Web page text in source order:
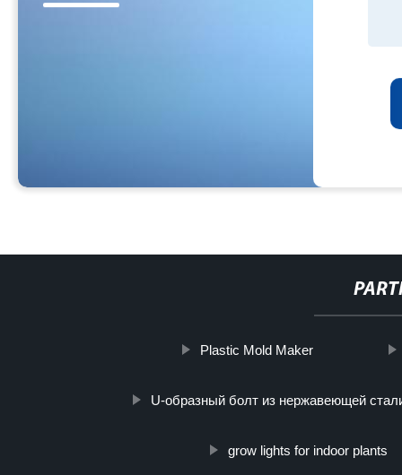
Plastic Mold Maker
U-образный болт из нержавеющей
grow lights for indoor plants